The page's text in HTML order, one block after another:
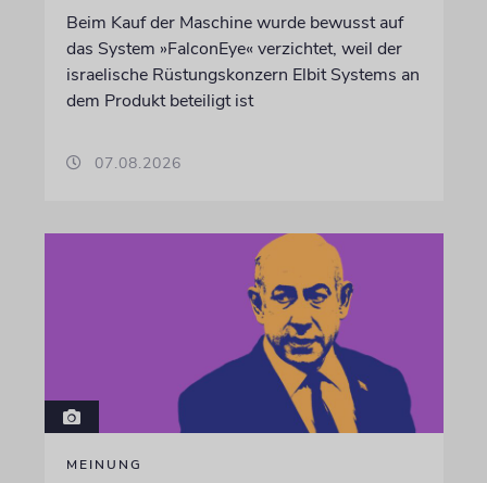
Beim Kauf der Maschine wurde bewusst auf
das System »FalconEye« verzichtet, weil der
israelische Rüstungskonzern Elbit Systems an
dem Produkt beteiligt ist
07.08.2026
MEINUNG